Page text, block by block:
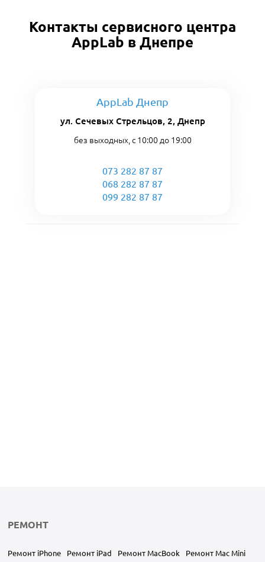
Контакты сервисного центра
AppLab в Днепре
AppLab Днепр
ул. Сечевых Стрельцов, 2, Днепр
без выходных, с 10:00 до 19:00
073 282 87 87
068 282 87 87
099 282 87 87
РЕМОНТ
Ремонт iPhone Ремонт iPad Ремонт MacBook Ремонт Mac Mini